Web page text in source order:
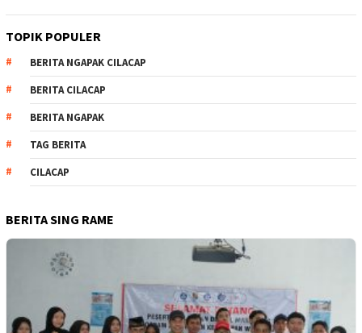
TOPIK POPULER
BERITA NGAPAK CILACAP
BERITA CILACAP
BERITA NGAPAK
TAG BERITA
CILACAP
BERITA SING RAME